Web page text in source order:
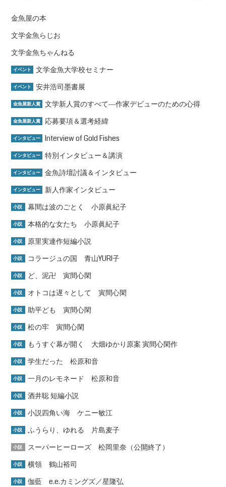
金魚屋の本
文学金魚らじお
文学金魚ちゃんねる
イベント 文学金魚大学校セミナー
イベント 安井浩司墨書展
金魚屋新人賞 文学新人賞のすべて―作家デビューのための心得
金魚屋新人賞 応募要項＆選考経緯
インタビュー Interview of Gold Fishes
インタビュー 特別インタビュー＆講演
インタビュー 金魚詩壇討議＆インタビュー
インタビュー 新人作家インタビュー
小説 幕間は波のごとく 小原眞紀子
小説 本格的な女たち 小原眞紀子
小説 原里実連作短編小説
小説 コラージュの国 青山YURI子
小説 ど、泥卍 寅間心閑
小説 オトコは遅々として 寅間心閑
小説 助平ども 寅間心閑
小説 松の牢 寅間心閑
小説 もうすぐ幕が開く 大畑ゆかり原案 寅間心閑作
小説 学生だった 松原和音
小説 一月のレモネード 松原和音
小説 酒井聡 短編小説
小説 小説四角い海 ケニー敏江
小説 ふうらり、ゆれる 片島麦子
小説 スーパーヒーローズ 松岡里奈（公開終了）
小説 横領 鶴山裕司
小説 伽藍 e.e.カミングズ／星隆弘